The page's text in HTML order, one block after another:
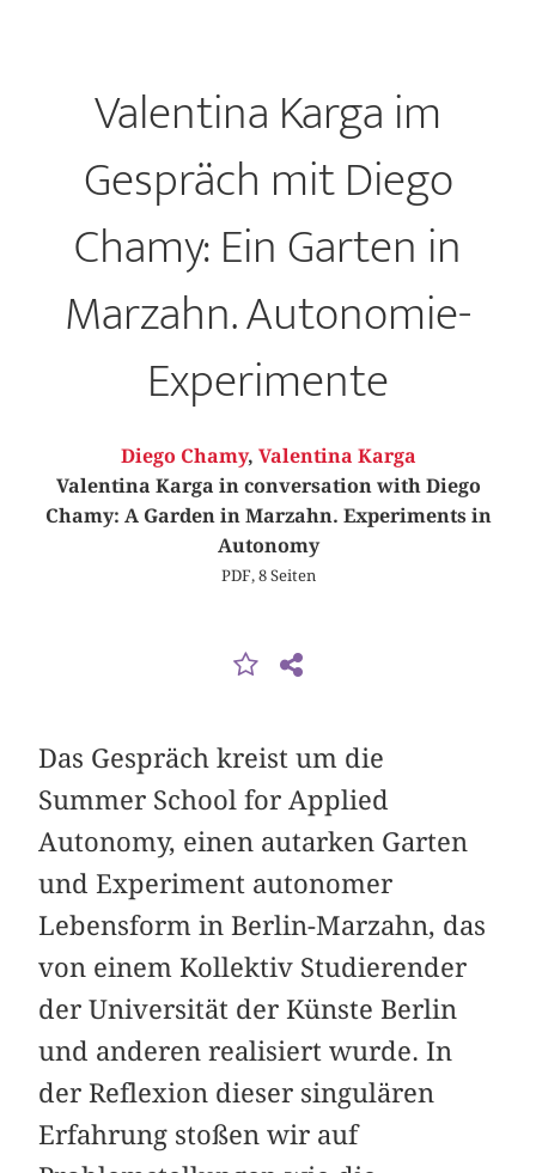
Valentina Karga im
Gespräch mit Diego
Chamy: Ein Garten in
Marzahn. Autonomie-
Experimente
Diego Chamy, Valentina Karga
Valentina Karga in conversation with Diego
Chamy: A Garden in Marzahn. Experiments in
Autonomy
PDF, 8 Seiten
Das Gespräch kreist um die
Summer School for Applied
Autonomy, einen autarken Garten
und Experiment autonomer
Lebensform in Berlin-Marzahn, das
von einem Kollektiv Studierender
der Universität der Künste Berlin
und anderen realisiert wurde. In
der Reflexion dieser singulären
Erfahrung stoßen wir auf